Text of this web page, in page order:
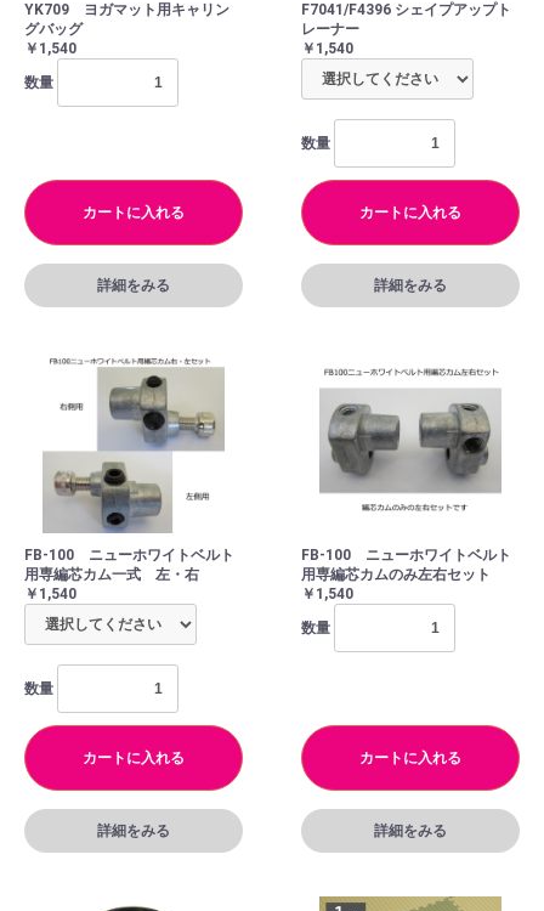
YK709 ヨガマット用キャリン
グバッグ
￥1,540
数量
カートに入れる
詳細をみる
F7041/F4396 シェイプアップト
レーナー
￥1,540
数量
カートに入れる
詳細をみる
FB-100 ニューホワイトベルト
用専編芯カム一式 左・右
￥1,540
数量
カートに入れる
詳細をみる
FB-100 ニューホワイトベルト
用専編芯カムのみ左右セット
￥1,540
数量
カートに入れる
詳細をみる